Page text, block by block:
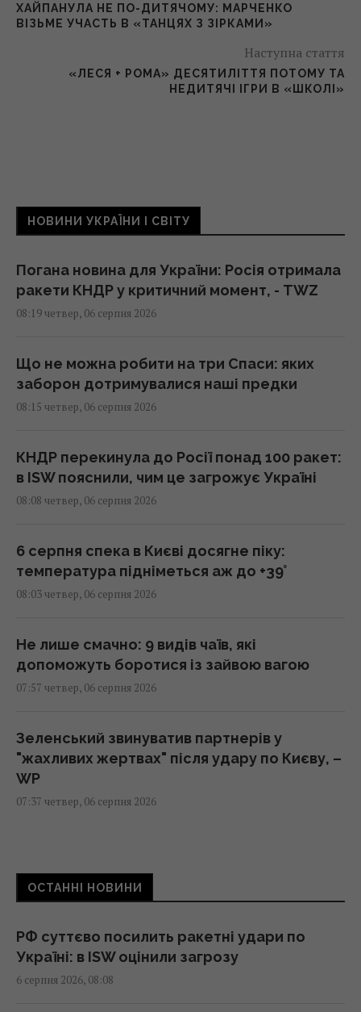
ХАЙПАНУЛА НЕ ПО-ДИТЯЧОМУ: МАРЧЕНКО
ВІЗЬМЕ УЧАСТЬ В «ТАНЦЯХ З ЗІРКАМИ»
Наступна стаття
«ЛЕСЯ + РОМА» ДЕСЯТИЛІТТЯ ПОТОМУ ТА
НЕДИТЯЧІ ІГРИ В «ШКОЛІ»
НОВИНИ УКРАЇНИ І СВІТУ
Погана новина для України: Росія отримала
ракети КНДР у критичний момент, - TWZ
08:19 четвер, 06 серпня 2026
Що не можна робити на три Спаси: яких
заборон дотримувалися наші предки
08:15 четвер, 06 серпня 2026
КНДР перекинула до Росії понад 100 ракет:
в ISW пояснили, чим це загрожує Україні
08:08 четвер, 06 серпня 2026
6 серпня спека в Києві досягне піку:
температура підніметься аж до +39°
08:03 четвер, 06 серпня 2026
Не лише смачно: 9 видів чаїв, які
допоможуть боротися із зайвою вагою
07:57 четвер, 06 серпня 2026
Зеленський звинуватив партнерів у
"жахливих жертвах" після удару по Києву, –
WP
07:37 четвер, 06 серпня 2026
зворушливі побажання та листівки
07:30 четвер, 06 серпня 2026
Сьогодні - Яблучний Спас: як правильно
вітати рідних і близьких
07:30 четвер, 06 серпня 2026
ОСТАННІ НОВИНИ
РФ суттєво посилить ракетні удари по
Україні: в ISW оцінили загрозу
6 серпня 2026, 08:08